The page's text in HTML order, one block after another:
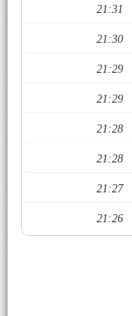
21:31
21:30
21:29
21:29
21:28
21:28
21:27
21:26